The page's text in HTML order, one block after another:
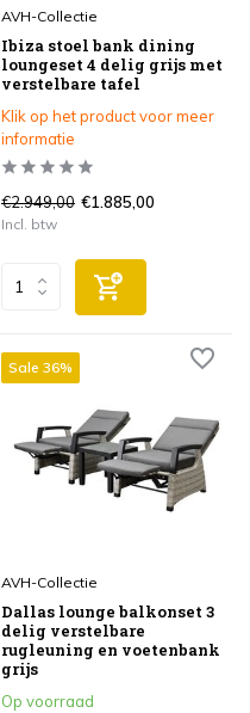
AVH-Collectie
Ibiza stoel bank dining
loungeset 4 delig grijs met
verstelbare tafel
Klik op het product voor meer
informatie
€2.949,00 €1.885,00
Incl. btw
Sale 36%
AVH-Collectie
Dallas lounge balkonset 3
delig verstelbare
rugleuning en voetenbank
grijs
Op voorraad